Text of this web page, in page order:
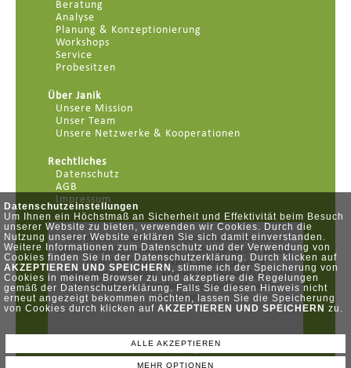
Datenschutzeinstellungen
Um Ihnen ein Höchstmaß an Sicherheit und Effektivität beim Besuch
unserer Website zu bieten, verwenden wir Cookies. Durch die
Nutzung unserer Website erklären Sie sich damit einverstanden.
Weitere Informationen zum Datenschutz und der Verwendung von
Cookies finden Sie in der Datenschutzerklärung. Durch klicken auf
AKZEPTIEREN UND SPEICHERN , stimme ich der Speicherung von
Cookies in meinem Browser zu und akzeptiere die Regelungen
gemäß der Datenschutzerklärung. Falls Sie diesen Hinweis nicht
erneut angezeigt bekommen möchten, lassen Sie die Speicherung
von Cookies durch klicken auf AKZEPTIEREN UND SPEICHERN zu.
ALLE AKZEPTIEREN
MEHR OPTIONEN
Beratung
Analyse
Planung & Konzeptionierung
Workshops
Service
Probesitzen
Über Janik
Unsere Mission
Unser Team
Unsere Netzwerke & Kooperationen
Rechtliches
Datenschutz
AGB
Impressum